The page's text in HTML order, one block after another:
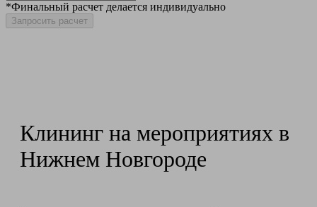
*Финальный расчет делается индивидуально
Запросить расчет
Клининг на мероприятиях в
Нижнем Новгороде